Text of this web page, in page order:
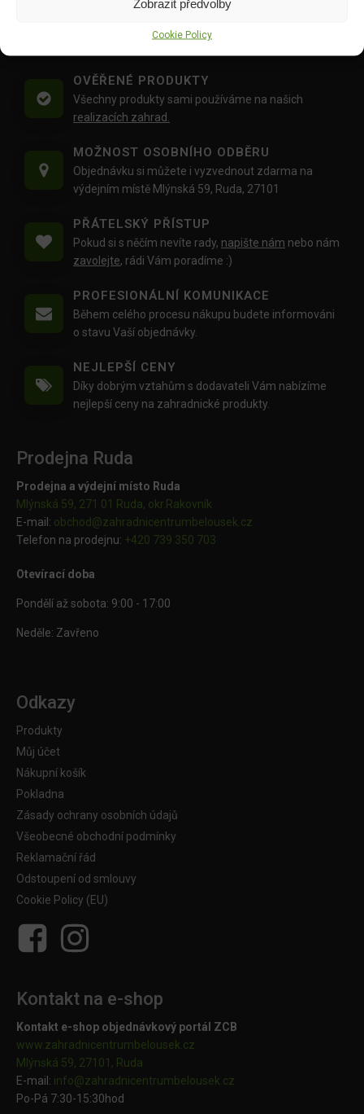
Zobrazit předvolby
Cookie Policy
DOPRAVA ZDARMA OD 1500 KČ
Doprava objednávek od 1500 Kč,
OVĚŘENÉ PRODUKTY
Všechny produkty sami používáme na našich
realizacích zahrad.
MOŽNOST OSOBNÍHO ODBĚRU
Objednávku si můžete i vyzvednout zdarma na
výdejním místě Mlýnská 59, Ruda, 27101
PŘÁTELSKÝ PŘÍSTUP
Pokud si s něčím nevíte rady, napište nám nebo nám
zavolejte, rádi Vám poradíme :)
PROFESIONÁLNÍ KOMUNIKACE
Během celého procesu nákupu budete informováni
o stavu Vaší objednávky.
NEJLEPŠÍ CENY
Díky dobrým vztahům s dodavateli Vám nabízíme
nejlepší ceny na zahradnické produkty.
Prodejna Ruda
Prodejna a výdejní místo Ruda
Mlýnská 59, 271 01 Ruda, okr.Rakovník
E-mail: obchod@zahradnicentrumbelousek.cz
Telefon na prodejnu: +420 739 350 703
Otevírací doba
Pondělí až sobota: 9:00 - 17:00
Neděle: Zavřeno
Odkazy
Produkty
Můj účet
Nákupní košík
Pokladna
Zásady ochrany osobních údajů
Všeobecné obchodní podmínky
Reklamační řád
Odstoupení od smlouvy
Cookie Policy (EU)
Kontakt na e-shop
Kontakt e-shop objednávkový portál ZCB
www.zahradnicentrumbelousek.cz
Mlýnská 59, 27101, Ruda
E-mail: info@zahradnicentrumbelousek. cz
Po-Pá 7:30-15:30hod